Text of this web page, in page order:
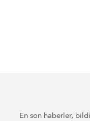
En son haberler,